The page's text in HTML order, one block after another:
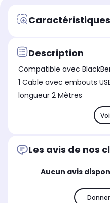
Description
Compatible avec
1 Cable avec embouts
longueur 2 Mètres
Les avis de nos
Aucun avis